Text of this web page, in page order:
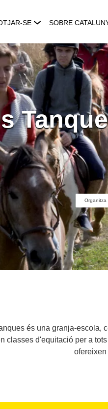
SE SOBRE
Organitza
és una granja-escola,
classes d'equitació per a